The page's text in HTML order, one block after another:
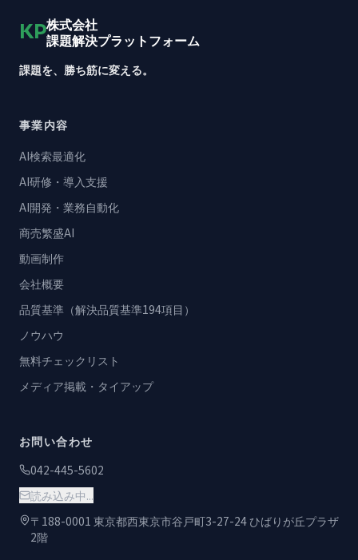
KP株式会社
課題解決プラットフォーム
課題を、勝ち筋に変える。
事業内容
AI検索最適化
AI研修・導入支援
AI開発・業務自動化
商売繁盛AI
動画制作
会社概要
品質基準（解決品質基準194項目）
ノウハウ
無料チェックリスト
メディア掲載・タイアップ
お問い合わせ
042-445-5602
読み込み中...
〒188-0001 東京都西東京市谷戸町3-27-24 ひばりが丘プラザ
2階